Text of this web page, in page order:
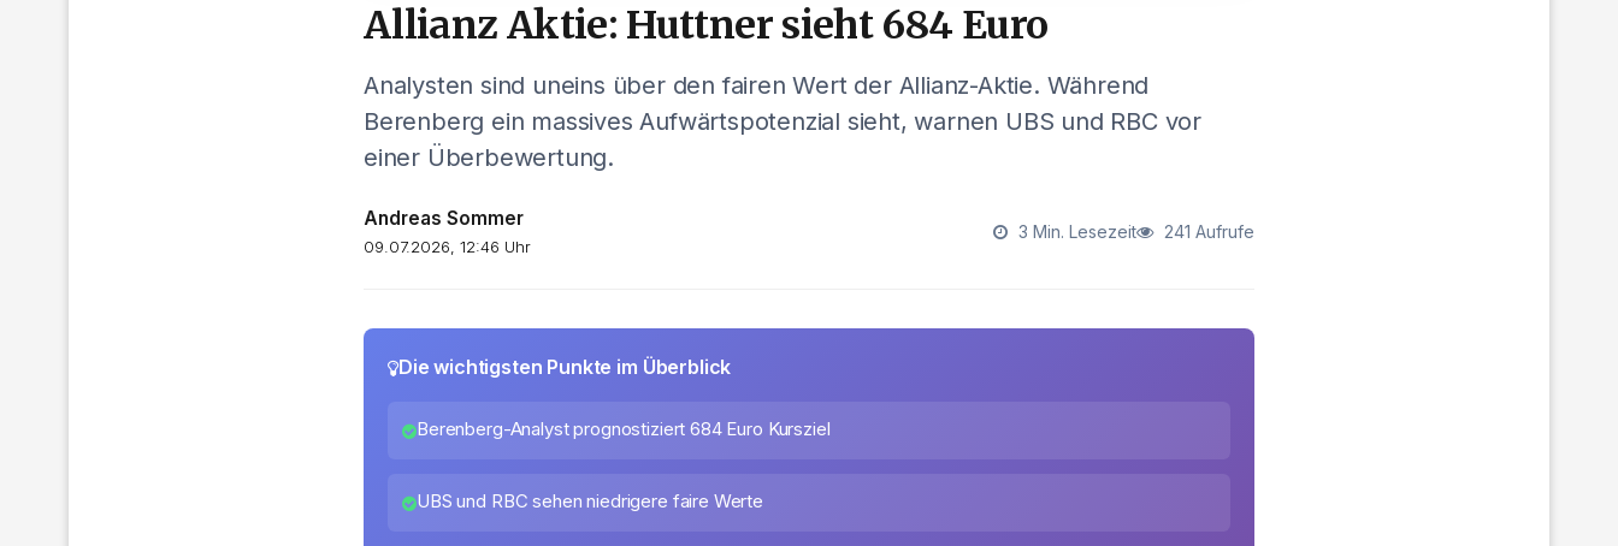
Allianz Aktie: Huttner sieht 684 Euro
Analysten sind uneins über den fairen Wert der Allianz-Aktie. Während
Berenberg ein massives Aufwärtspotenzial sieht, warnen UBS und RBC vor
einer Überbewertung.
Andreas Sommer
09.07.2026, 12:46 Uhr
3 Min. Lesezeit 241 Aufrufe
Die wichtigsten Punkte im Überblick
Berenberg-Analyst prognostiziert 684 Euro Kursziel
UBS und RBC sehen niedrigere faire Werte